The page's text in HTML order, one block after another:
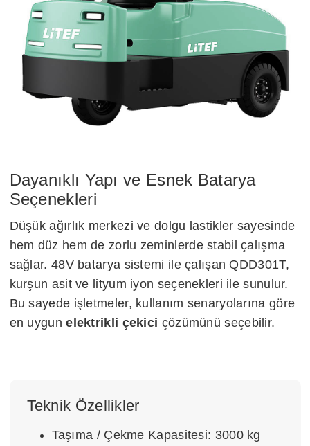
Dayanıklı Yapı ve Esnek Batarya
Seçenekleri
Düşük ağırlık merkezi ve dolgu lastikler sayesinde
hem düz hem de zorlu zeminlerde stabil çalışma
sağlar. 48V batarya sistemi ile çalışan QDD301T,
kurşun asit ve lityum iyon seçenekleri ile sunulur.
Bu sayede işletmeler, kullanım senaryolarına göre
en uygunelektrikli çekici çözümünü seçebilir.
Teknik Özellikler
Taşıma / Çekme Kapasitesi: 3000 kg